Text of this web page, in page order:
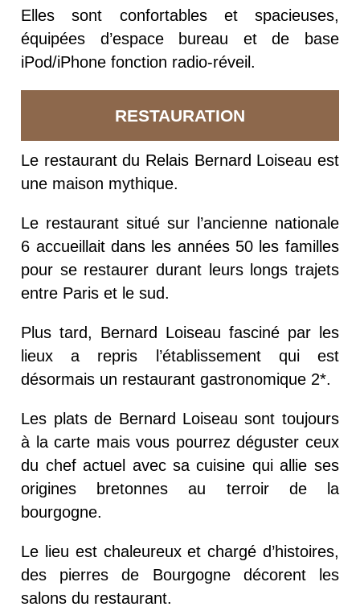
Elles sont confortables et spacieuses,
équipées d’espace bureau et de base
iPod/iPhone fonction radio-réveil.
RESTAURATION
Le restaurant du Relais Bernard Loiseau est
une maison mythique.
Le restaurant situé sur l’ancienne nationale
6 accueillait dans les années 50 les familles
pour se restaurer durant leurs longs trajets
entre Paris et le sud.
Plus tard, Bernard Loiseau fasciné par les
lieux a repris l’établissement qui est
désormais un restaurant gastronomique 2*.
Les plats de Bernard Loiseau sont toujours
à la carte mais vous pourrez déguster ceux
du chef actuel avec sa cuisine qui allie ses
origines bretonnes au terroir de la
bourgogne.
Le lieu est chaleureux et chargé d’histoires,
des pierres de Bourgogne décorent les
salons du restaurant.